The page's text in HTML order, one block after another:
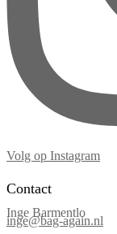
Volg op Instagram
Contact
Inge Barmentlo
inge@bag-again.nl